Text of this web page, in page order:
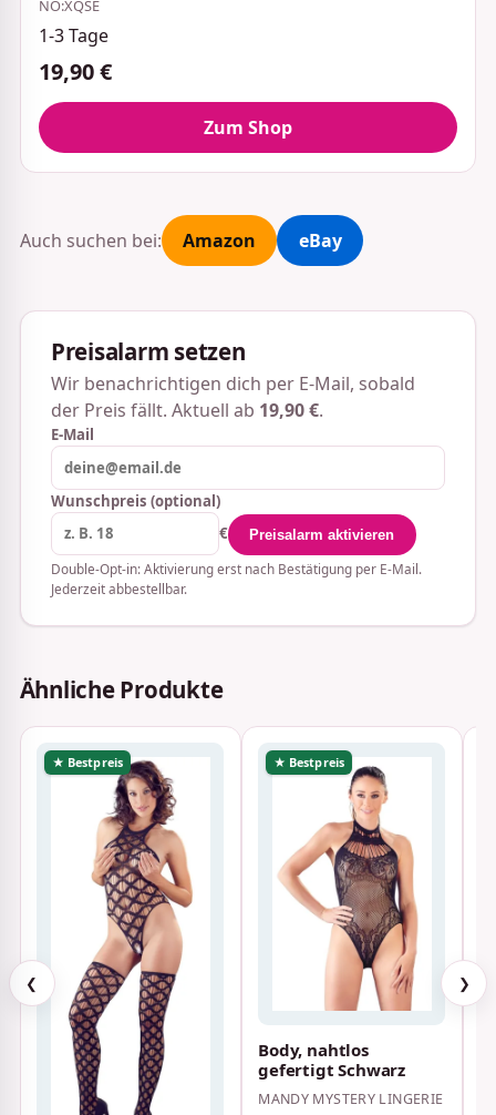
NO:XQSE
1-3 Tage
19,90 €
Zum Shop
Auch suchen bei: Amazon eBay
Preisalarm setzen
Wir benachrichtigen dich per E-Mail, sobald
der Preis fällt. Aktuell ab 19,90 €.
E-Mail
Wunschpreis (optional)
€
Preisalarm aktivieren
Double-Opt-in: Aktivierung erst nach Bestätigung per E-Mail.
Jederzeit abbestellbar.
Ähnliche Produkte
❮
★ Bestpreis ★ Bestpreis
Body, nahtlos
gefertigt Schwarz
MANDY MYSTERY LINGERIE
❯